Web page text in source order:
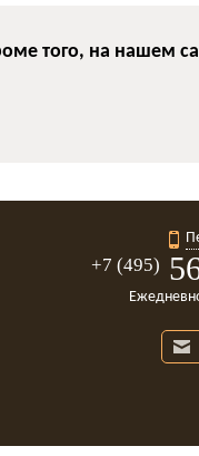
того, на нашем
+7 (495)